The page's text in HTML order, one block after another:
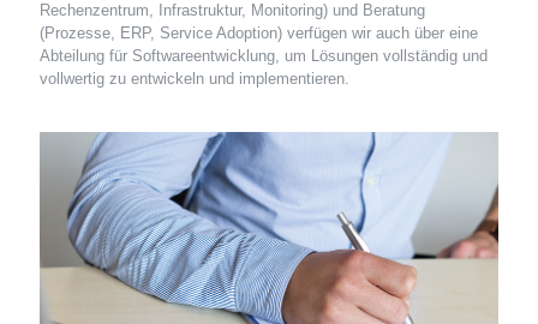
Rechenzentrum, Infrastruktur, Monitoring) und Beratung
(Prozesse, ERP, Service Adoption) verfügen wir auch über eine
Abteilung für Softwareentwicklung, um Lösungen vollständig und
vollwertig zu entwickeln und implementieren.